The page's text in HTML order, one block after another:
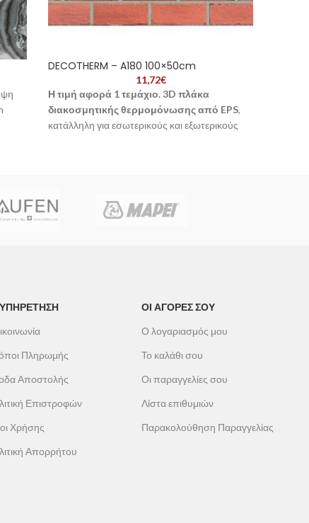
DECOTHERM – A180 100×50cm
11,72€
Η τιμή αφορά 1 τεμάχιο.3D πλάκα
διακοσμητικής θερμομόνωσης από EPS,
κατάλληλη για εσωτερικούς και εξωτερικούς
Πληρωμής
Αποστολής
Επιστροφών
Χρήσης
Απορρήτου
ΟΙ ΑΓΟΡΕΣ ΣΟΥ
Ο λογαριασμός μου
Το καλάθι σου
Οι παραγγελίες σου
Λίστα επιθυμιών
Παρακολούθηση Παραγγελίας